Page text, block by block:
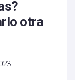
otra